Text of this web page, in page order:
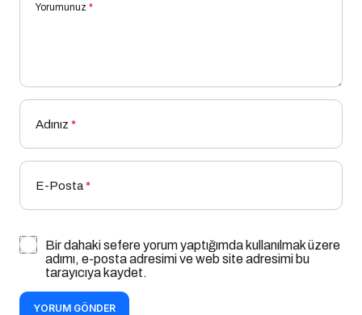
Yorumunuz *
Adınız *
E-Posta*
Bir dahaki sefere yorum yaptığımda kullanılmak üzere
adımı, e-posta adresimi ve web site adresimi bu
tarayıcıya kaydet.
YORUM GÖNDER